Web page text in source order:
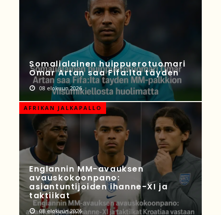
Somalialainen huippuerotuomari
Omar Artan saa Fifa:lta täyden
08 elokuun 2026
AFRIKAN JALKAPALLO
Englannin MM-avauksen
avauskokoonpano:
asiantuntijoiden ihanne-XI ja
taktiikat
08 elokuun 2026